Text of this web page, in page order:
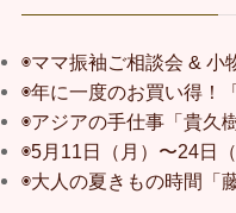
◉ママ振袖ご相談会 & 小
◉年に一度のお買い得！
◉アジアの手仕事「貴久樹
◉5月11日（月）〜24日
◉大人の夏きもの時間「